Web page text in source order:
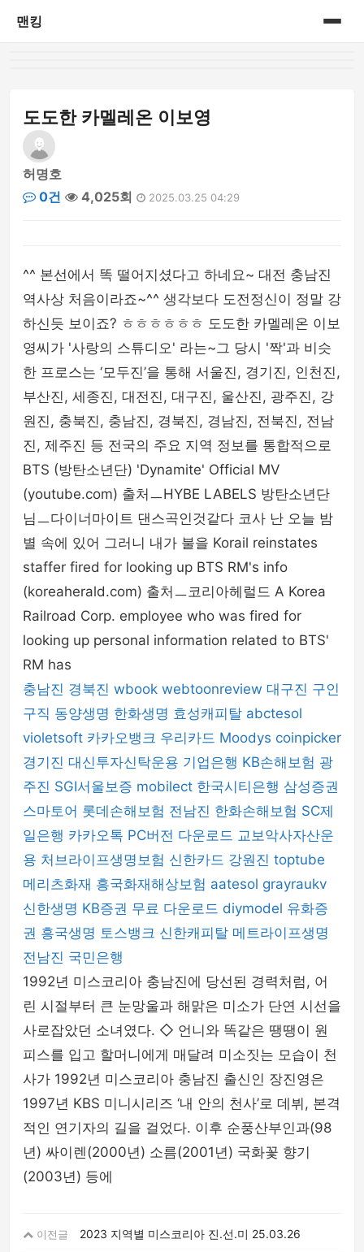
맨킹
도도한 카멜레온 이보영
허명호
0건
4,025회 2025.03.25 04:29
^^ 본선에서 똑 떨어지셨다고 하네요~ 대전 충남진
역사상 처음이라죠~^^ 생각보다 도전정신이 정말 강
하신듯 보이죠? ㅎㅎㅎㅎㅎㅎ 도도한 카멜레온 이보
영씨가 '사랑의 스튜디오' 라는~그 당시 '짝'과 비슷
한 프로스는 ‘모두진’을 통해 서울진, 경기진, 인천진,
부산진, 세종진, 대전진, 대구진, 울산진, 광주진, 강
원진, 충북진, 충남진, 경북진, 경남진, 전북진, 전남
진, 제주진 등 전국의 주요 지역 정보를 통합적으로
BTS (방탄소년단) 'Dynamite' Official MV
(youtube.com) 출처ㅡHYBE LABELS 방탄소년단
님ㅡ다이너마이트 댄스곡인것같다 코사 난 오늘 밤
별 속에 있어 그러니 내가 불을 Korail reinstates
staffer fired for looking up BTS RM's info
(koreaherald.com) 출처ㅡ코리아헤럴드 A Korea
Railroad Corp. employee who was fired for
looking up personal information related to BTS'
RM has
충남진 경북진 wbook webtoonreview 대구진 구인
구직 동양생명 한화생명 효성캐피탈 abctesol
violetsoft 카카오뱅크 우리카드 Moodys coinpicker
경기진 대신투자신탁운용 기업은행 KB손해보험 광
주진 SGI서울보증 mobilect 한국시티은행 삼성증권
스마토어 롯데손해보험 전남진 한화손해보험 SC제
일은행 카카오톡 PC버전 다운로드 교보악사자산운
용 처브라이프생명보험 신한카드 강원진 toptube
메리츠화재 흥국화재해상보험 aatesol grayraukv
신한생명 KB증권 무료 다운로드 diymodel 유화증
권 흥국생명 토스뱅크 신한캐피탈 메트라이프생명
전남진 국민은행
1992년 미스코리아 충남진에 당선된 경력처럼, 어
린 시절부터 큰 눈망울과 해맑은 미소가 단연 시선을
사로잡았던 소녀였다. ◇ 언니와 똑같은 땡땡이 원
피스를 입고 할머니에게 매달려 미소짓는 모습이 천
사가 1992년 미스코리아 충남진 출신인 장진영은
1997년 KBS 미니시리즈 ‘내 안의 천사’로 데뷔, 본격
적인 연기자의 길을 걸었다. 이후 순풍산부인과(98
년) 싸이렌(2000년) 소름(2001년) 국화꽃 향기
(2003년) 등에
이전글 2023 지역별 미스코리아 진.선.미 25.03.26